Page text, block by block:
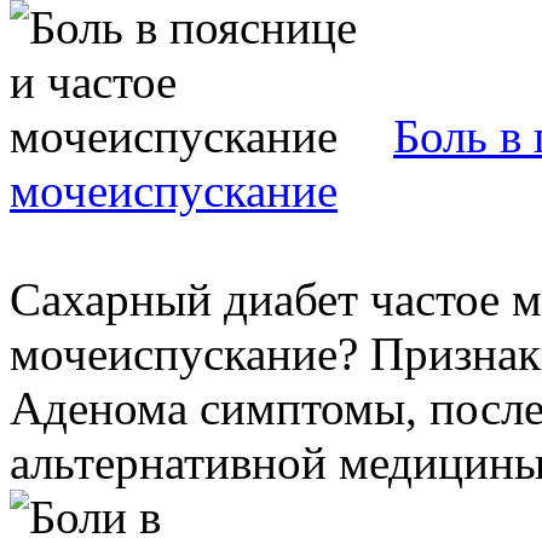
Боль в
мочеиспускание
Сахарный диабет частое
мочеиспускание?
Аденома симптомы,
альтернативной